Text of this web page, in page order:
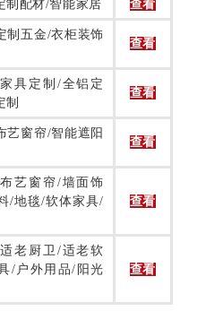
制配材/智能家居 查看
制五金/衣柜装饰
查看
具定制/全铝定
制
查看
艺窗帘/智能遮阳
查看
艺窗帘/墙面饰
/地毯/软体家具/
查看
老厨卫/适老软
/户外用品/阳光
查看